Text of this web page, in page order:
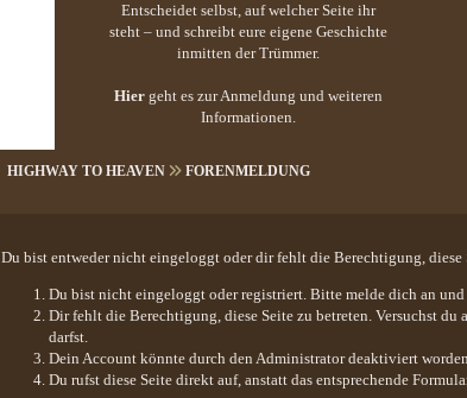
Entscheidet selbst, auf welcher Seite ihr
steht – und schreibt eure eigene Geschichte
inmitten der Trümmer.
Hier geht es zur Anmeldung und weiteren
Informationen.
HIGHWAY TO HEAVEN FORENMELDUNG
Du bist entweder nicht eingeloggt oder dir fehlt die Berechtigung,
Du bist nicht eingeloggt oder registriert. Bitte melde dich an
Dir fehlt die Berechtigung, diese Seite zu betreten. Versuchst
darfst.
Dein Account könnte durch den Administrator deaktiviert
Du rufst diese Seite direkt auf, anstatt das entsprechende